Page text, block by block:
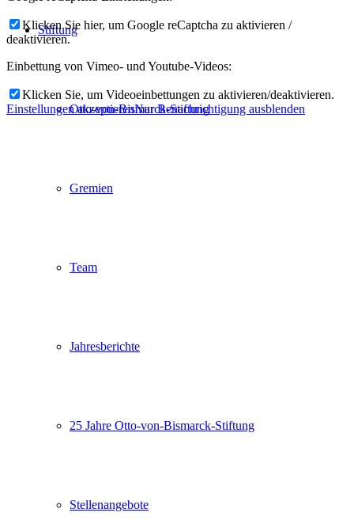
Stiftung
Otto-von-Bismarck-Stiftung
Gremien
Team
Jahresberichte
25 Jahre Otto-von-Bismarck-Stiftung
Stellenangebote
Klicken Sie hier, um Google reCaptcha zu aktivieren /
deaktivieren.
Einbettung von Vimeo- und Youtube-Videos:
Klicken Sie, um Videoeinbettungen zu aktivieren/deaktivieren.
Einstellungen akzeptierenNur Benachrichtigung ausblenden